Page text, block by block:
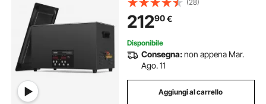
Ultrasuoni Industriale da 40kHz con
Timer e Riscaldatore per Gioielli
(28)
21290€
Disponibile
Consegna:non appena Mar.
Ago. 11
Aggiungi al carrello